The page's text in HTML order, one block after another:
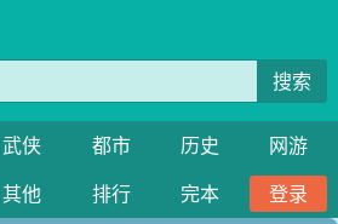
搜索
武侠 都市 历史
网游
其他 排行 完本 登录